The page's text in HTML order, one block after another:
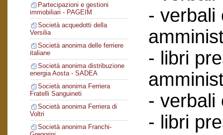
Partecipazioni e gestioni
immobiliari - PAGEIM
Società acquedotti della
Versilia
Società anonima delle ferriere
italiane
Società anonima distribuzione
energia Aosta - SADEA
Società anonima Ferriera
Fratelli Sanguineti
Società anonima Ferriera di
Voltri
Società anonima Franchi-
- verbali
- libri
- verbali
- libri